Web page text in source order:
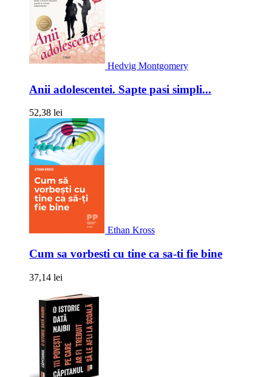
Hedvig Montgomery
Anii adolescentei. Sapte pasi simpli...
52,38 lei
Ethan Kross
Cum sa vorbesti cu tine ca sa-ti fie bine
37,14 lei